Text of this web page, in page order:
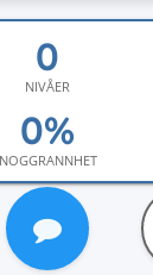
NIVÅER
NOGGRANNHET